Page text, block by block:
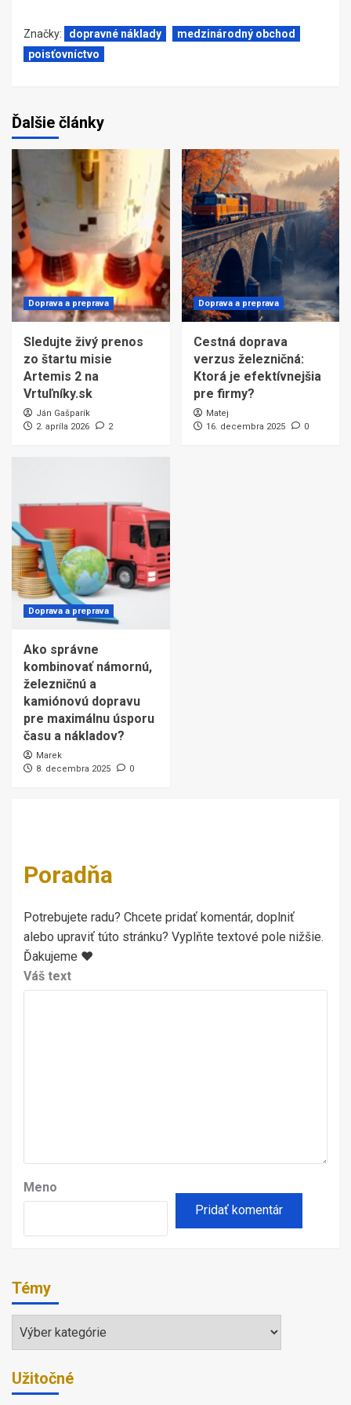
Značky: dopravné náklady
medzinárodný obchod
poisťovníctvo
Ďalšie články
Doprava a preprava
Sledujte živý prenos
zo štartu misie
Artemis 2 na
Vrtuľníky.sk
Ján Gašparík
2. apríla 2026
2
Doprava a preprava
Cestná doprava
verzus železničná:
Ktorá je efektívnejšia
pre firmy?
Matej
16. decembra 2025
0
Doprava a preprava
Ako správne
kombinovať námornú,
železničnú a
kamiónovú dopravu
pre maximálnu úsporu
času a nákladov?
Marek
8. decembra 2025
0
Poradňa
Potrebujete radu? Chcete pridať komentár, doplniť
alebo upraviť túto stránku? Vyplňte textové pole nižšie.
Ďakujeme ♥
Váš text
Meno
Témy
Užitočné